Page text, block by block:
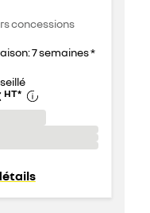
concessions
7 semaines *
HT*